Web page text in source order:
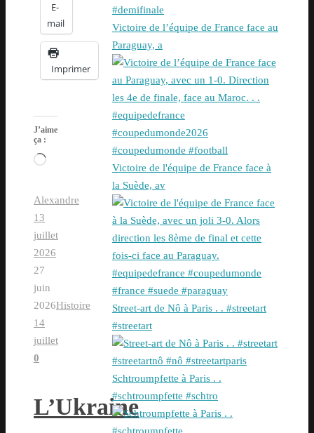
E-
mail
Imprimer
J’aime
ça :
Chargement…
Alexandre
13
juillet
2026
27
juin
2026Histoire
14
juillet
0
L’Ukraine
Victoire de l’équipe de France face au
Paraguay, a
Victoire de l'équipe de France face à
la Suède, av
Street-art de Nô à Paris . . #streetart
#streetart
Schtroumpfette à Paris . .
#schtroumpfette #schtro